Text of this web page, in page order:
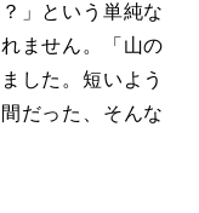
」という単純な
ません。「山の
した。短いよう
だった、そんな